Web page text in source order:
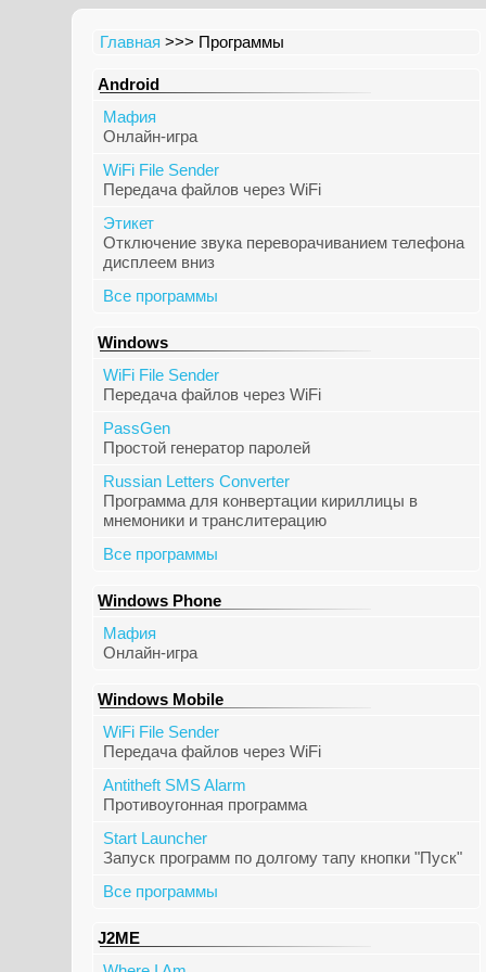
Главная >>> Программы
Android
Мафия
Онлайн-игра
WiFi File Sender
Передача файлов через WiFi
Этикет
Отключение звука переворачиванием телефона
дисплеем вниз
Все программы
Windows
WiFi File Sender
Передача файлов через WiFi
PassGen
Простой генератор паролей
Russian Letters Converter
Программа для конвертации кириллицы в
мнемоники и транслитерацию
Все программы
Windows Phone
Мафия
Онлайн-игра
Windows Mobile
WiFi File Sender
Передача файлов через WiFi
Antitheft SMS Alarm
Противоугонная программа
Start Launcher
Запуск программ по долгому тапу кнопки "Пуск"
Все программы
J2ME